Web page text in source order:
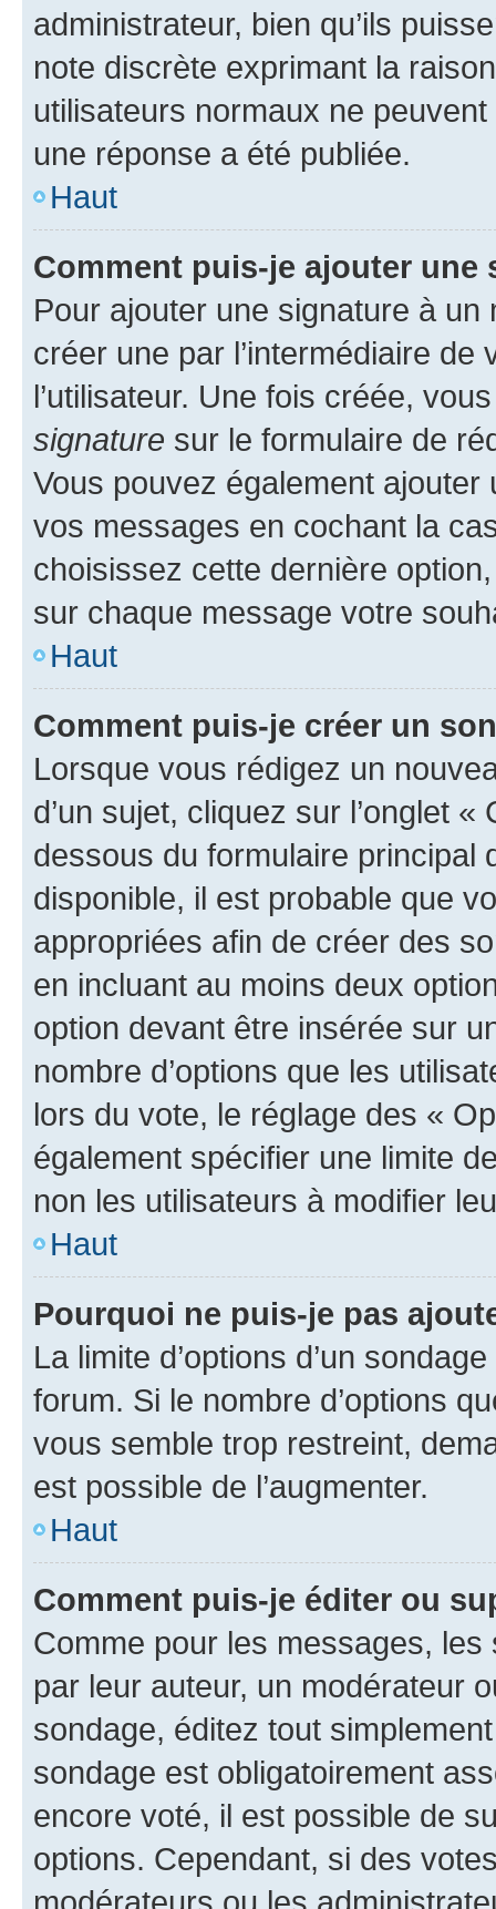
administrateur, bien qu’ils
note discrète exprimant la
utilisateurs normaux ne
une réponse a été publiée.
Haut
Comment puis-je ajouter une
Pour ajouter une signature à un
créer une par l’intermédiaire
l’utilisateur. Une fois créée,
signature sur le formulaire de
Vous pouvez également
vos messages en cochant la
choisissez cette dernière
sur chaque message votre
Haut
Comment puis-je créer un
Lorsque vous rédigez un
d’un sujet, cliquez sur l’onglet
dessous du formulaire principal
disponible, il est probable que
appropriées afin de créer des
en incluant au moins deux
option devant être insérée sur
nombre d’options que les
lors du vote, le réglage des «
également spécifier une limite
non les utilisateurs à modifier
Haut
Pourquoi ne puis-je pas
La limite d’options d’un
forum. Si le nombre d’options
vous semble trop restreint,
est possible de l’augmenter.
Haut
Comment puis-je éditer ou
Comme pour les messages,
par leur auteur, un modérateur
sondage, éditez tout
sondage est obligatoirement
encore voté, il est possible de
options. Cependant, si des